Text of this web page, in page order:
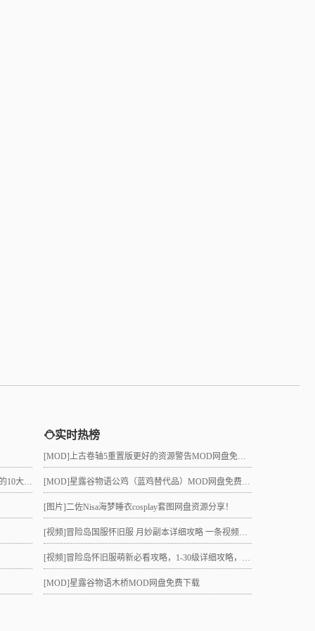
的吗？
实时热榜
[MOD]上古卷轴5重置版更好的资源警告MOD网盘免费下载
[MOD] 星露谷物语公鸡（蓝鸡替代品）MOD网盘免费下载
[图片]二佐Nisa海梦睡衣cosplay套图网盘资源分享！
[视频] 冒险岛国服怀旧服 月妙副本详细攻略 一条视频助力10级直升21 组队不求人
[视频] 冒险岛怀旧服萌新必看攻略，1-30级详细攻略，3小时就能到21级！
[MOD] 星露谷物语木桥MOD网盘免费下载